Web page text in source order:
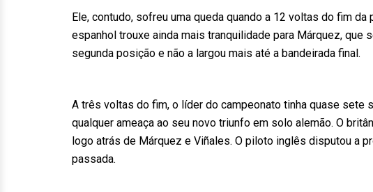
Ele, contudo, sofreu uma queda quando a 12 voltas do fim
espanhol trouxe ainda mais tranquilidade para Márquez, que
segunda posição e não a largou mais até a bandeirada final.
A três voltas do fim, o líder do campeonato tinha quase sete
qualquer ameaça ao seu novo triunfo em solo alemão. O
logo atrás de Márquez e Viñales. O piloto inglês disputou a
passada.